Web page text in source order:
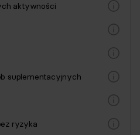
aktywności
suplementacyjnych
ryzyka